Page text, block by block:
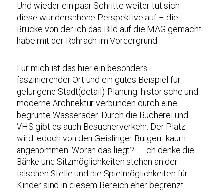
Und wieder ein paar Schritte weiter tut sich
diese wunderschöne Perspektive auf – die
Brücke von der ich das Bild auf die MAG gemacht
habe mit der Rohrach im Vordergrund.
Für mich ist das hier ein besonders
faszinierender Ort und ein gutes Beispiel für
gelungene Stadt(detail)-Planung: historische und
moderne Architektur verbunden durch eine
begrünte Wasserader. Durch die Bücherei und
VHS gibt es auch Besucherverkehr. Der Platz
wird jedoch von den Geislinger Bürgern kaum
angenommen. Woran das liegt? – Ich denke die
Bänke und Sitzmöglichkeiten stehen an der
falschen Stelle und die Spielmöglichkeiten für
Kinder sind in diesem Bereich eher begrenzt.